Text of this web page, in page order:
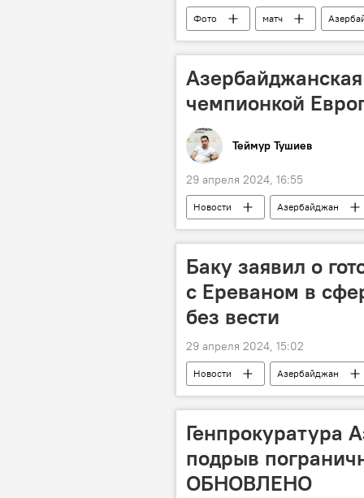
Фото матч
Спортивно-концертный комплекс
хоккейная команда Baku Flames
чемпионкой
Теймур Тушиев
29 апреля 2024, 16:55
Новости Азербайджан
Турнир
Бундеслига
Баку заявил о
с Ереваном в
без вести
29 апреля 2024, 15:02
Новости
Азербайджан
Государственная комиссия
пропавшие без вести
Ходжалы
Политика
Генпрокуратура
подрыв
ОБНОВЛЕНО